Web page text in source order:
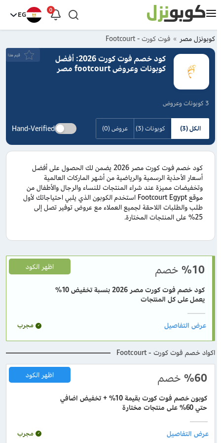
0
EG
كوبونزل مصر فوت كورت - Footcourt
كود خصم فوت كورت 2026: أفضل
كوبونات وعروض footcourt مصر
3 كوبونات وعروض
قيَم هذا
الكل (3) كوبونات (3) عروض (0) Hand-Verified
كود خصم فوت كورت مصر 2026 يضمن لك الحصول على أفضل
أسعار الأحذية الرسمية والرياضية من أشهر الماركات العالمية
وتخفيضات مميزة عند شراء المنتجات للنساء والرجال والأطفال من
موقع Footcourt Egypt استخدم الكوبون الذي يلبي احتياجاتك لأول
طلب والطلبات اللاحقة لجميع العملاء مع عروض توفير تصل إلى
25% على المنتجات المختارة.
%10 خصم
كود خصم فوت كورت مصر 2026 بنسبة تخفيض 10%
يعمل على كل المنتجات
اظهر الكود
مجرب
اكواد خصم فوت كورت - Footcourt
%60 خصم
كوبون خصم فوت كورت بقيمة 10% + تخفيض اضافي
حتي 60% على منتجات مختارة
اظهر الكود
مجرب